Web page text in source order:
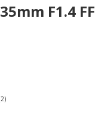
F1.4 FF